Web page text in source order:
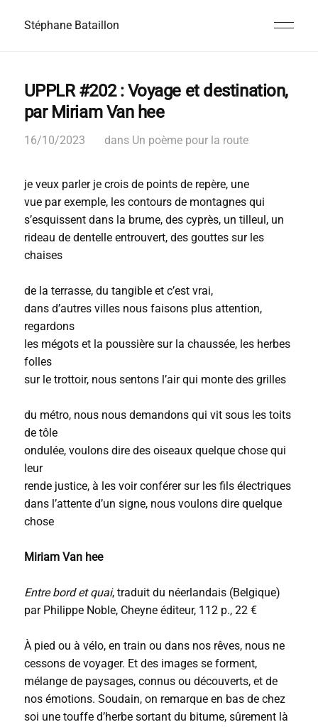
Stéphane Bataillon
UPPLR #202 : Voyage et destination,
par Miriam Van hee
16/10/2023 dans Un poème pour la route
je veux parler je crois de points de repère, une
vue par exemple, les contours de montagnes qui
s’esquissent dans la brume, des cyprès, un tilleul, un
rideau de dentelle entrouvert, des gouttes sur les
chaises
de la terrasse, du tangible et c’est vrai,
dans d’autres villes nous faisons plus attention,
regardons
les mégots et la poussière sur la chaussée, les herbes
folles
sur le trottoir, nous sentons l’air qui monte des grilles
du métro, nous nous demandons qui vit sous les toits
de tôle
ondulée, voulons dire des oiseaux quelque chose qui
leur
rende justice, à les voir conférer sur les fils électriques
dans l’attente d’un signe, nous voulons dire quelque
chose
Miriam Van hee
Entre bord et quai, traduit du néerlandais (Belgique)
par Philippe Noble, Cheyne éditeur, 112 p., 22 €
À pied ou à vélo, en train ou dans nos rêves, nous ne
cessons de voyager. Et des images se forment,
mélange de paysages, connus ou découverts, et de
nos émotions. Soudain, on remarque en bas de chez
soi une touffe d’herbe sortant du bitume, sûrement là